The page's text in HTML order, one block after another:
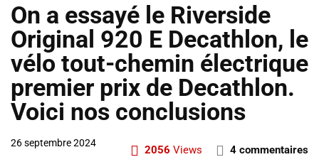
On a essayé le Riverside
Original 920 E Decathlon, le
vélo tout-chemin électrique
premier prix de Decathlon.
Voici nos conclusions
26 septembre 2024
2056 Views 4 commentaires